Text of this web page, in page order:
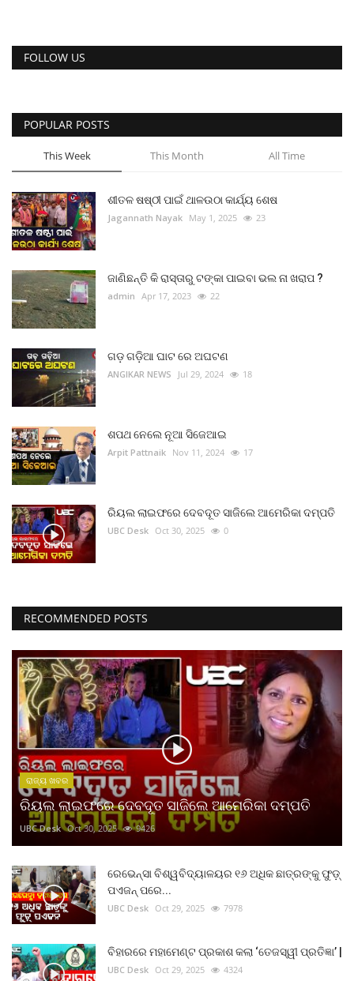
FOLLOW US
POPULAR POSTS
This Week This Month All Time
ଶୀତଳ ଷଷ୍ଠୀ ପାଇଁ ଥାଳଉଠା କାର୍ଯ୍ୟ ଶେଷ
Jagannath Nayak May 1, 2025 23
ଜାଣିଛନ୍ତି କି ରାସ୍ତାରୁ ଟଙ୍କା ପାଇବା ଭଲ ନା ଖରାପ ?
admin Apr 17, 2023 22
ଗଡ଼ ଗଡ଼ିଆ ଘାଟ ରେ ଅଘଟଣ
ANGIKAR NEWS Jul 29, 2024 18
ଶପଥ ନେଲେ ନୂଆ ସିଜେଆଇ
Arpit Pattnaik Nov 11, 2024 17
ରିୟଲ ଲାଇଫରେ ଦେବଦୂତ ସାଜିଲେ ଆମେରିକା ଦମ୍ପତି
UBC Desk Oct 30, 2025 0
RECOMMENDED POSTS
ରାଜ୍ୟ ଖବର
ରିୟଲ ଲାଇଫରେ ଦେବଦୂତ ସାଜିଲେ ଆମେରିକା ଦମ୍ପତି
UBC Desk Oct 30, 2025 9426
ରେଭେନ୍ସା ବିଶ୍ୱବିଦ୍ୟାଳୟର ୧୬ ଅଧିକ ଛାତ୍ରଙ୍କୁ ଫୁଡ଼୍
ପଏଜନ୍ ପରେ...
UBC Desk Oct 29, 2025 7978
ବିହାରରେ ମହାମେଣ୍ଟ ପ୍ରକାଶ କଲା ‘ତେଜସ୍ୱୀ ପ୍ରତିଜ୍ଞା’ |
UBC Desk Oct 29, 2025 4324